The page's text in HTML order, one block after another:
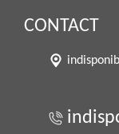
CONTACT